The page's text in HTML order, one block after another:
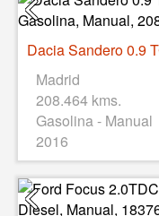
Madrid
208.464 kms.
Gasolina - Manual
2016